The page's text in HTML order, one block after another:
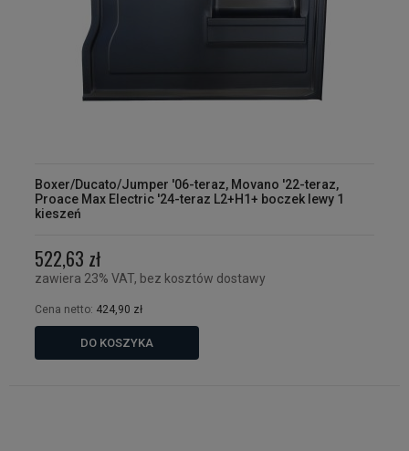
Boxer/Ducato/Jumper '06-teraz, Movano '22-teraz,
Proace Max Electric '24-teraz L2+H1+ boczek lewy 1
kieszeń
522,63 zł
zawiera 23% VAT, bez kosztów dostawy
Cena netto: 424,90 zł
DO KOSZYKA